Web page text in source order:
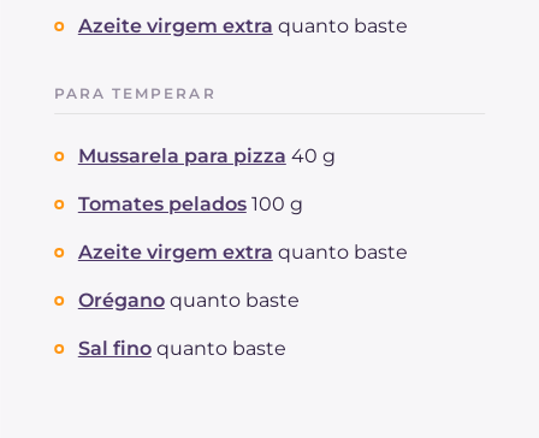
Azeite virgem extra quanto baste
PARA TEMPERAR
Mussarela para pizza 40 g
Tomates pelados 100 g
Azeite virgem extra quanto baste
Orégano quanto baste
Sal fino quanto baste